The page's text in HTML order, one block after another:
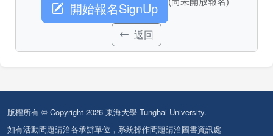
開始報名SignUp
返回
版權所有 © Copyright 2026 東海大學 Tunghai University.
如有活動問題請洽各承辦單位，系統操作問題請洽圖書資訊處